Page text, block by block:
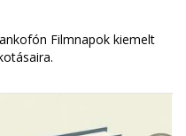
Filmnapok kiemelt